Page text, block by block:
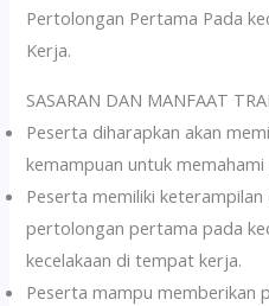
Pertolongan Pertama Pada
Kerja.
SASARAN DAN MANFAAT
Peserta diharapkan akan
kemampuan untuk
Peserta memiliki
pertolongan pertama pada
kecelakaan di tempat kerja.
Peserta mampu memberikan